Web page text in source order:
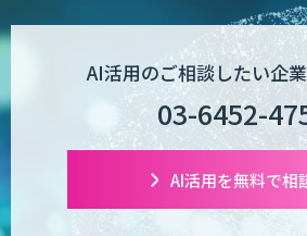
生成AI×業務改善
AI活用のご相談したい企
03-6452-
AI活用を無料で相